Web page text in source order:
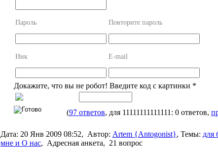
Пароль Повторите пароль
Ник E-mail
Докажите, что вы не робот! Введите код с картинки *
(97 ответов, для 11111111111111: 0 ответов,
Дата: 20 Янв 2009 08:52, Автор: Artem {Antogonist}, Темы: для
мне и О нас, Адресная анкета, 21 вопрос